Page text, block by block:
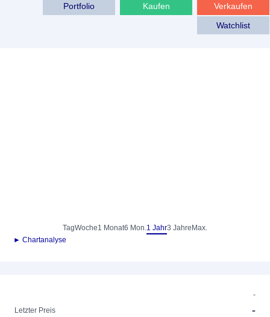
Verkaufen
Kaufen
Portfolio
Watchlist
TagWoche1 Monat6 Mon.1 Jahr3 Jahre Max.
► Chartanalyse
-
Letzter Preis
-